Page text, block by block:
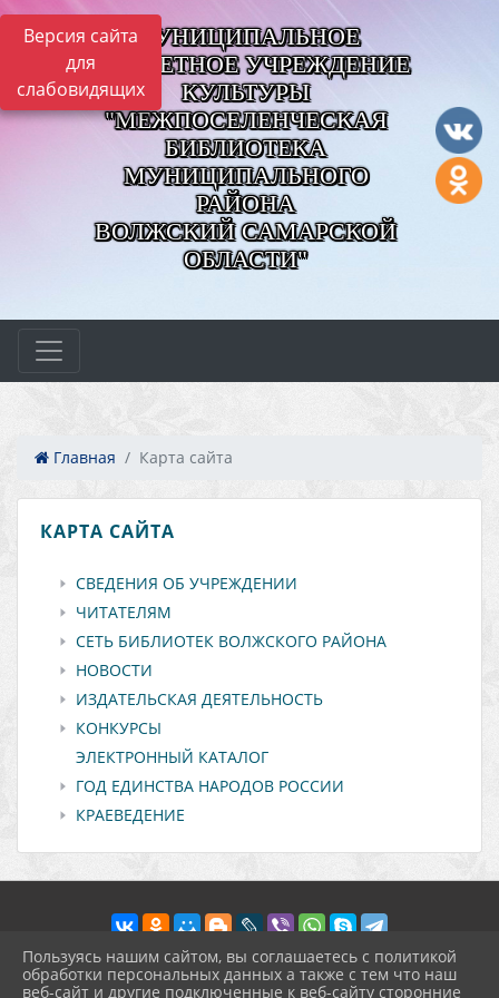
Версия сайта
для
слабовидящих
МУНИЦИПАЛЬНОЕ
БЮДЖЕТНОЕ УЧРЕЖДЕНИЕ
КУЛЬТУРЫ
"МЕЖПОСЕЛЕНЧЕСКАЯ
БИБЛИОТЕКА
МУНИЦИПАЛЬНОГО
РАЙОНА
ВОЛЖСКИЙ САМАРСКОЙ
ОБЛАСТИ"
Главная Карта сайта
КАРТА САЙТА
СВЕДЕНИЯ ОБ УЧРЕЖДЕНИИ
ЧИТАТЕЛЯМ
СЕТЬ БИБЛИОТЕК ВОЛЖСКОГО РАЙОНА
НОВОСТИ
ИЗДАТЕЛЬСКАЯ ДЕЯТЕЛЬНОСТЬ
КОНКУРСЫ
ЭЛЕКТРОННЫЙ КАТАЛОГ
ГОД ЕДИНСТВА НАРОДОВ РОССИИ
КРАЕВЕДЕНИЕ
Пользуясь нашим сайтом, вы соглашаетесь с политикой
обработки персональных данных а также с тем что наш
веб-сайт и другие подключенные к веб-сайту сторонние